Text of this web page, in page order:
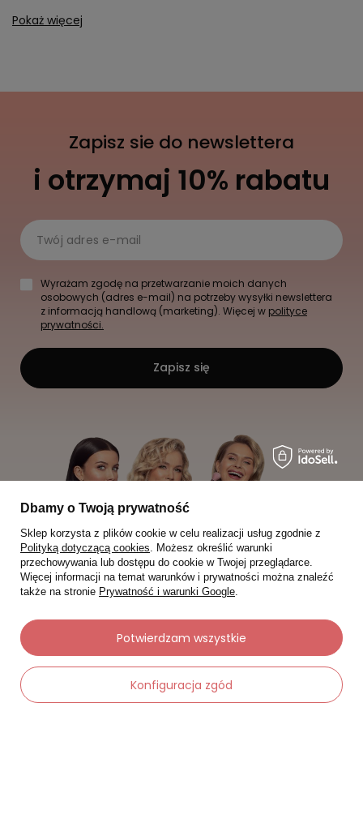
Pokaż więcej
Zapisz sie do newslettera
i otrzymaj 10% rabatu
Twój adres e-mail
Wyrażam zgodę na przetwarzanie moich danych
osobowych (adres e-mail) na potrzeby wysyłki newslettera
z informacją handlową (marketing). Więcej w polityce
prywatności.
Zapisz się
Moje zamówienia
Status zamówienia
Dbamy o Twoją prywatność
Sklep korzysta z plików cookie w celu realizacji usług zgodnie z
Polityką dotyczącą cookies. Możesz określić warunki
przechowywania lub dostępu do cookie w Twojej przeglądarce.
Więcej informacji na temat warunków i prywatności można znaleźć
także na stronie Prywatność i warunki Google.
Konfiguracja zgód
Potwierdzam wszystkie